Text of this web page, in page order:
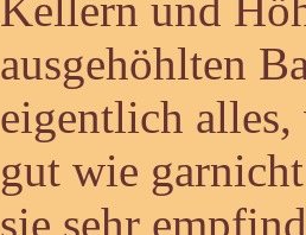
Kellern und
ausgehöhlten
eigentlich alles,
gut wie
sie sehr